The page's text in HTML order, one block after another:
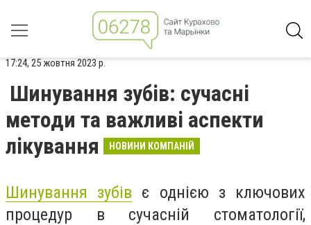
17:24, 25 жовтня 2023 р.
Шинування зубів: сучасні
методи та важливі аспекти
лікування
НОВИНИ КОМПАНІЙ
Шинування зубів є однією з ключових
процедур в сучасній стоматології,